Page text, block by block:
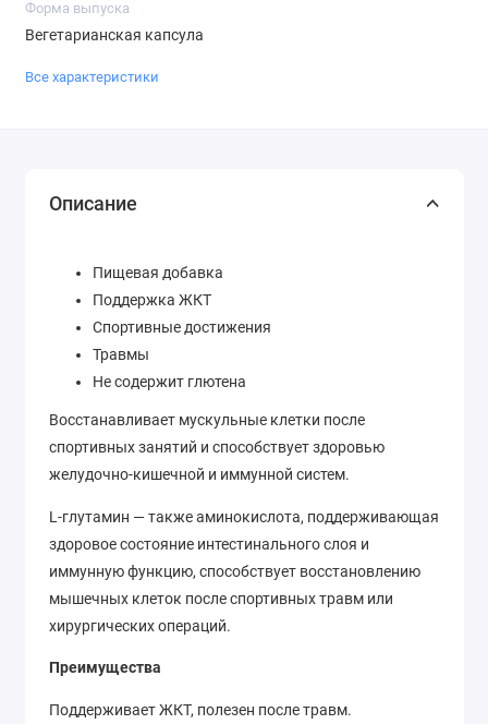
Форма выпуска
Вегетарианская капсула
Все характеристики
Описание
Пищевая добавка
Поддержка ЖКТ
Спортивные достижения
Травмы
Не содержит глютена
Восстанавливает мускульные клетки после
спортивных занятий и способствует здоровью
желудочно-кишечной и иммунной систем.
L-глутамин — также аминокислота, поддерживающая
здоровое состояние интестинального слоя и
иммунную функцию, способствует восстановлению
мышечных клеток после спортивных травм или
хирургических операций.
Преимущества
Поддерживает ЖКТ, полезен после травм.